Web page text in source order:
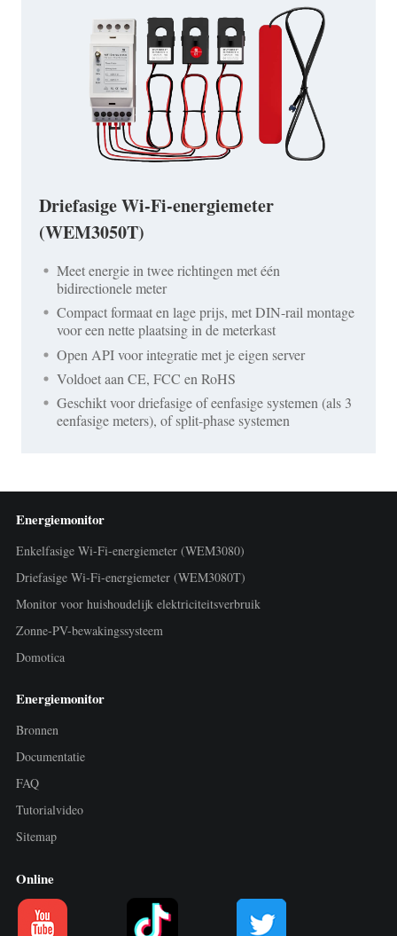
Driefasige Wi-Fi-energiemeter
(WEM3050T)
Meet energie in twee richtingen met één
bidirectionele meter
Compact formaat en lage prijs, met DIN-rail montage
voor een nette plaatsing in de meterkast
Open API voor integratie met je eigen server
Voldoet aan CE, FCC en RoHS
Geschikt voor driefasige of eenfasige systemen (als 3
eenfasige meters), of split-phase systemen
Energiemonitor
Enkelfasige Wi-Fi-energiemeter (WEM3080)
Driefasige Wi-Fi-energiemeter (WEM3080T)
Monitor voor huishoudelijk elektriciteitsverbruik
Zonne-PV-bewakingssysteem
Domotica
Energiemonitor
Bronnen
Documentatie
FAQ
Tutorialvideo
Sitemap
Online